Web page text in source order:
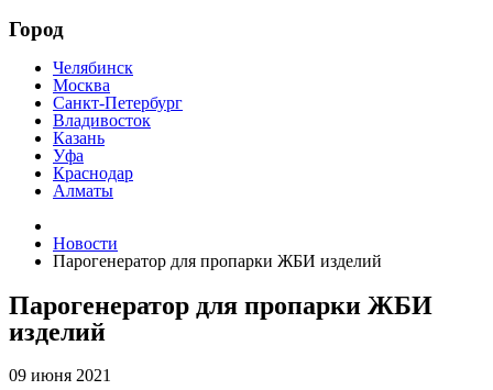
Город
Челябинск
Москва
Санкт-Петербург
Владивосток
Казань
Уфа
Краснодар
Алматы
Новости
Парогенератор для пропарки ЖБИ изделий
Парогенератор для пропарки ЖБИ
изделий
09 июня 2021